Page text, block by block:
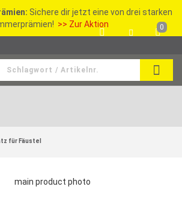
Sichere dir jetzt eine von drei starken
>> Zur Aktion 0
für Fäustel